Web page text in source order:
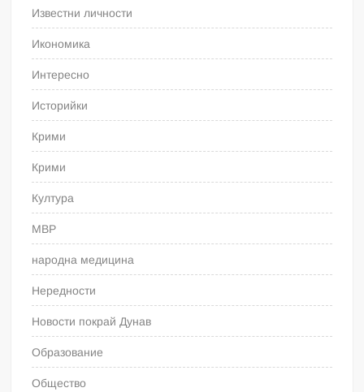
Известни личности
Икономика
Интересно
Историйки
Крими
Крими
Култура
МВР
народна медицина
Нередности
Новости покрай Дунав
Образование
Общество